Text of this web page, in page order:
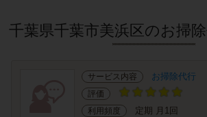
千葉県千葉市美浜区のお掃
サービス内容 お掃除代行
評価
利用頻度
定期 月1回